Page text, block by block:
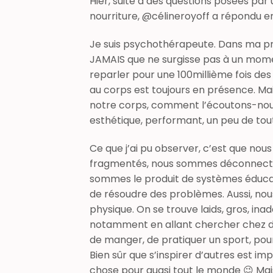
nourriture, @célineroyoff a répondu
Je suis psychothérapeute. Dans ma
JAMAIS que ne surgisse pas à un
reparler pour une 100millième fois
au corps est toujours en présence.
notre corps, comment l’écoutons-
esthétique, performant, un peu de
Ce que j’ai pu observer, c’est que
fragmentés, nous sommes
sommes le produit de systèmes
de résoudre des problèmes. Aussi,
physique. On se trouve laids, gros,
notamment en allant chercher chez
de manger, de pratiquer un sport,
Bien sûr que s’inspirer d’autres est
chose pour quasi tout le monde 😉